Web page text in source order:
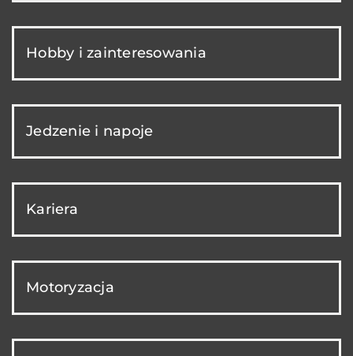
Hobby i zainteresowania
Jedzenie i napoje
Kariera
Motoryzacja